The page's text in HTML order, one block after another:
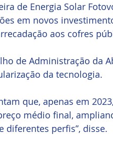
de Energia Solar
em novos
aos cofres
de Administração da
da tecnologia.
médio final,
perfis”, disse.